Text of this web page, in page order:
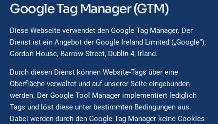
Google Tag Manager (GTM)
Diese Webseite verwendet den Google Tag Manager. Der
Dienst ist ein Angebot der Google Ireland Limited („Google“),
Gordon House, Barrow Street, Dublin 4, Irland.
Durch diesen Dienst können Website-Tags über eine
Oberfläche verwaltet und auf unserer Seite eingebunden
werden. Der Google Tool Manager implementiert lediglich
Tags und löst diese unter bestimmten Bedingungen aus.
Dabei werden durch den Google Tag Manager keine Cookies